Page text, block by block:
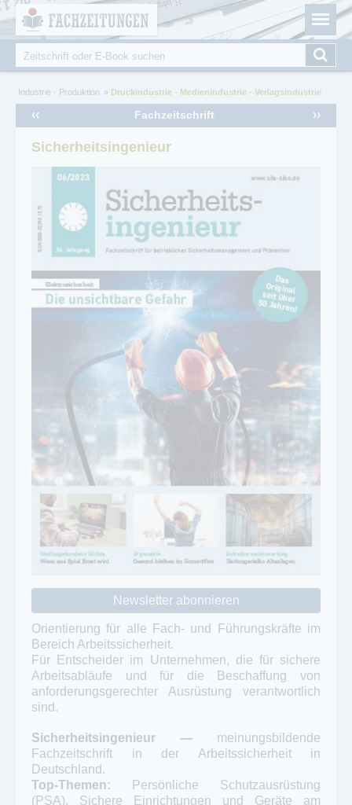
Fachzeitungen.de - Das unabhängige Portal für
Fachmagazine Fachpublikationen & eBooks
Suche
Sie sind hier
Industrie - Produktion Druckindustrie - Medienindustrie - Verlagsindustrie
Fachzeitschrift
‹‹ ››
Sicherheitsingenieur
Newsletter abonnieren
Orientierung für alle Fach- und Führungskräfte im
Bereich Arbeitssicherheit.
Für Entscheider im Unternehmen, die für sichere
Arbeitsabläufe und für die Beschaffung von
anforderungsgerechter Ausrüstung verantwortlich
sind.
Sicherheitsingenieur — meinungsbildende
Fachzeitschrift in der Arbeitssicherheit in
Deutschland.
Top-Themen:
Persönliche Schutzausrüstung
(PSA), Sichere Einrichtungen und Geräte am
Cookie-Einstellungen